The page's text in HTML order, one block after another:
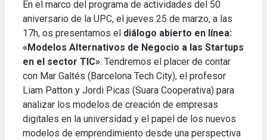
En el marco del programa de actividades del 50
aniversario de la UPC, el jueves 25 de marzo, a las
17h, os presentamos el diálogo abierto en línea:
«Modelos Alternativos de Negocio a las Startups
en el sector TIC». Tendremos el placer de contar
con Mar Galtés (Barcelona Tech City), el profesor
Liam Patton y Jordi Picas (Suara Cooperativa) para
analizar los modelos de creación de empresas
digitales en la universidad y el papel de los nuevos
modelos de emprendimiento desde una perspectiva